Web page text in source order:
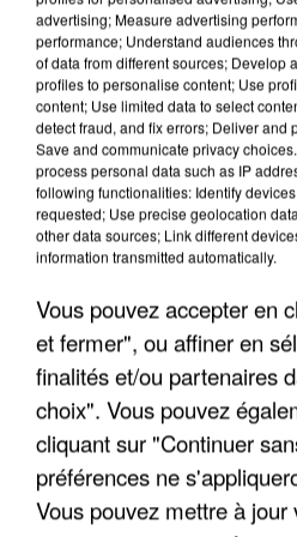
APRÈS TOUTES CES
DE FAUNE SAUVAGE
advertising; Measure advertising
performance; Understand audiences
of data from different sources; Develop
profiles to personalise content; Use
content; Use limited data to select
detect fraud, and fix errors; Deliver and
Save and communicate privacy
process personal data such as IP
following functionalities: Identify
requested; Use precise geolocation
other data sources; Link different
information transmitted automatically.
Vous pouvez accepter en
et fermer", ou affiner en
finalités et/ou partenaires
choix". Vous pouvez
cliquant sur "Continuer
préférences ne
Vous pouvez mettre à